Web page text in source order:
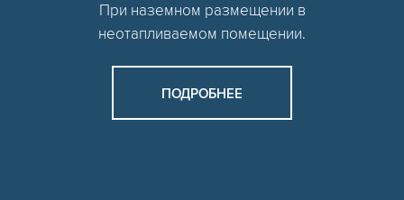
При наземном размещении в
неотапливаемом помещении.
ПОДРОБНЕЕ